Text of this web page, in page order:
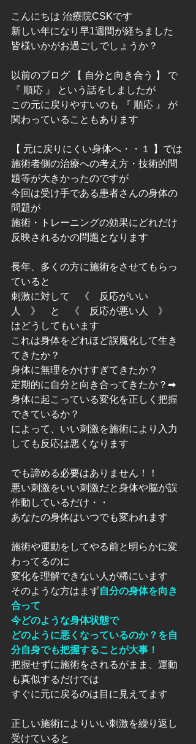
こんにちは 治療院CSKです
新しい年になり早1週間が経ちました
皆様いかがお過ごしでしょうか？
以前のブログ 【 自分と向き合う 】 で
『 順応 』 という話をしましたが
この元に戻りやすいのも 『 順応 』 が
関わっていることもあります
【 元に戻りにくい身体へ・・１ 】では
施術者側の治療への考え方・技術的問
題等が大きかったのですが
今回は受け手である患者さんの身体の
問題が
施術・トレーニングの効果にどれだけ
反映されるかの問題となります
長年、多くの方に施術をさせてもらっ
ていると
刺激に対して　《　反応がいい
人　》　と　《　反応が悪い人　》
はどうしてもいます
これは身体をどれほど誤魔化して生き
てきたか？
身体に無理をかけすぎてきたか？
定期的に自分と向き合ってきたか？➡
身体に起こっている変化を正しく把握
できているか？
によって、いい刺激を施術により入力
しても反応は悪くなります
でも諦める必要はありません！！
悪い刺激をいい刺激だと身体や脳が誤
作動しているだけ・・
あなたの身体はいつでも変われます
施術や運動をしてやる前と明らかに変
わってるのに
変化を理解できない人が稀にいます
そのような方はまず自分の身体を向き
合って
今どのような身体状態で
どのように悪くなっているのか？を自
分自身でも把握することが大事！
把握せずに施術をされるがまま、運動
も真似するだけでは
すぐに元に戻るのは目に見えてます
正しい施術によりいい刺激を繰り返し
受けていると